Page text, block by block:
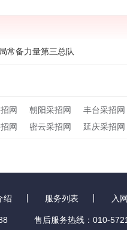
常备力量第三总队
网 朝阳采招网 丰台采招网
网 密云采招网 延庆采招网
绍 服务列表 入
售后服务热线：010-